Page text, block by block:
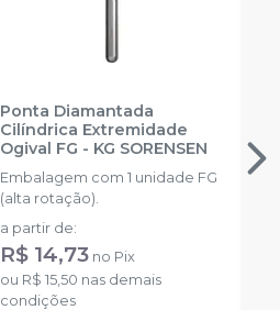
Ponta Diamantada
Cilíndrica Extremidade
Ogival FG - KG SORENSEN
Embalagem com 1 unidade FG
(alta rotação).
a partir de:
R$ 14,73 no Pix
ou R$ 15,50 nas demais
condições